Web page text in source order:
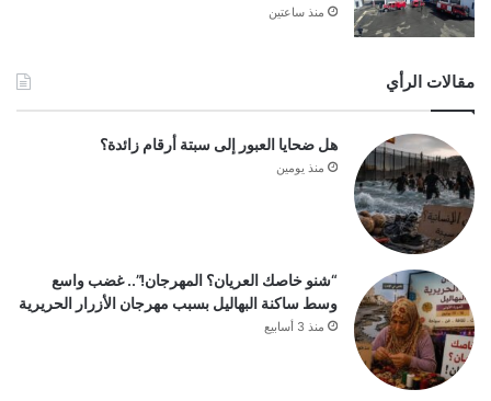
منذ ساعتين
مقالات الرأي
هل ضحايا العبور إلى سبتة أرقام زائدة؟
منذ يومين
“شنو خاصك العريان؟ المهرجان!”.. غضب واسع
وسط ساكنة البهاليل بسبب مهرجان الأزرار الحريرية
منذ 3 أسابيع